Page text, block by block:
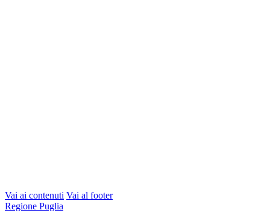
Vai ai contenuti Vai al footer
Regione Puglia